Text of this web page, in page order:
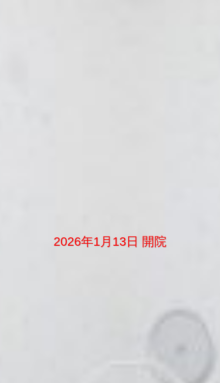
2026年1月13日 開院
2026年1月13日 開院
2026年1月13日 開院
2026年1月13日 開院